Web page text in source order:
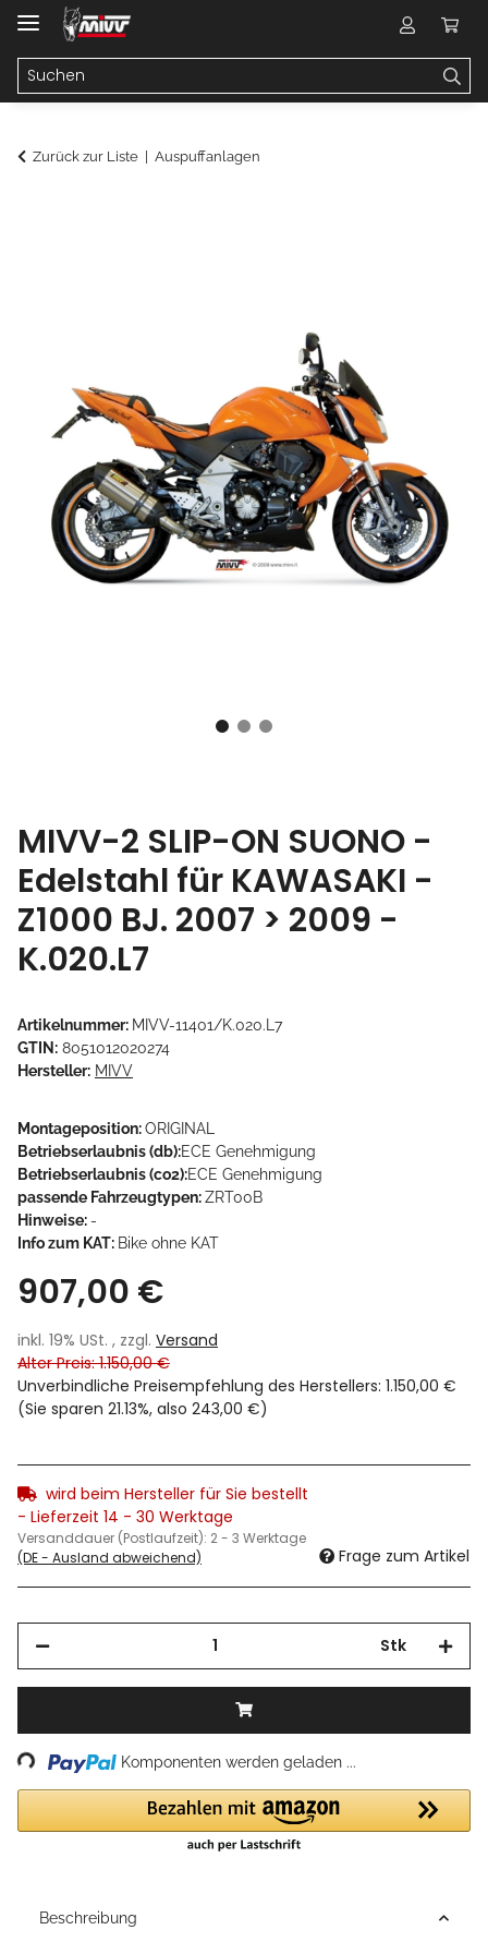
Zurück zur Liste Auspuffanlagen
MIVV-2 SLIP-ON SUONO -
Edelstahl für KAWASAKI -
Z1000 BJ. 2007 > 2009 -
K.020.L7
Artikelnummer: MIVV-11401/K.020.L7
GTIN: 8051012020274
Hersteller: MIVV
Montageposition:ORIGINAL
Betriebserlaubnis (db):ECE Genehmigung
Betriebserlaubnis (co2):ECE Genehmigung
passende Fahrzeugtypen:ZRT00B
Hinweise: -
Info zum KAT: Bike ohne KAT
907,00 €
inkl. 19% USt. , zzgl. Versand
Alter Preis: 1.150,00 €
Unverbindliche Preisempfehlung des Herstellers: 1.150,00 €
(Sie sparen 21.13%, also 243,00 €)
wird beim Hersteller für Sie bestellt
- Lieferzeit 14 - 30 Werktage
Versanddauer (Postlaufzeit): 2 - 3 Werktage
(DE - Ausland abweichend)
Frage zum Artikel
Stk
Loading... Komponenten werden geladen ...
Beschreibung